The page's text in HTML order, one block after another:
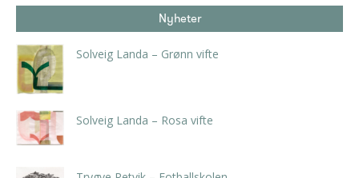
Nyheter
Solveig Landa – Grønn vifte
Solveig Landa – Rosa vifte